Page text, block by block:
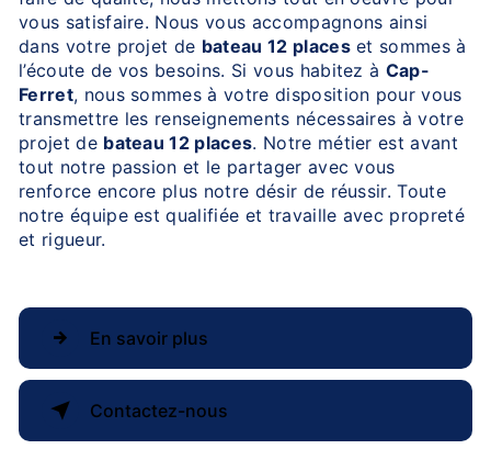
vous satisfaire. Nous vous accompagnons ainsi
dans votre projet de bateau 12 placeset sommes à
l’écoute de vos besoins. Si vous habitez à Cap-
Ferret, nous sommes à votre disposition pour vous
transmettre les renseignements nécessaires à votre
projet de bateau 12 places. Notre métier est avant
tout notre passion et le partager avec vous
renforce encore plus notre désir de réussir. Toute
notre équipe est qualifiée et travaille avec propreté
et rigueur.
En savoir plus
Contactez-nous